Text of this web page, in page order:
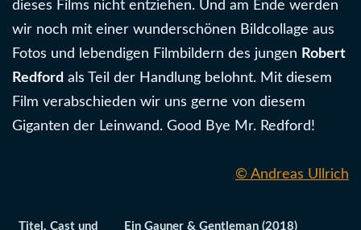
dieses Films nicht entziehen. Und am Ende werden
wir noch mit einer wunderschönen Bildcollage aus
Fotos und lebendigen Filmbildern des jungen Robert
Redford als Teil der Handlung belohnt. Mit diesem
Film verabschieden wir uns gerne von diesem
Giganten der Leinwand. Good Bye Mr. Redford!
© Andreas Ullrich
Titel, Cast und
Ein Gauner & Gentleman (2018)